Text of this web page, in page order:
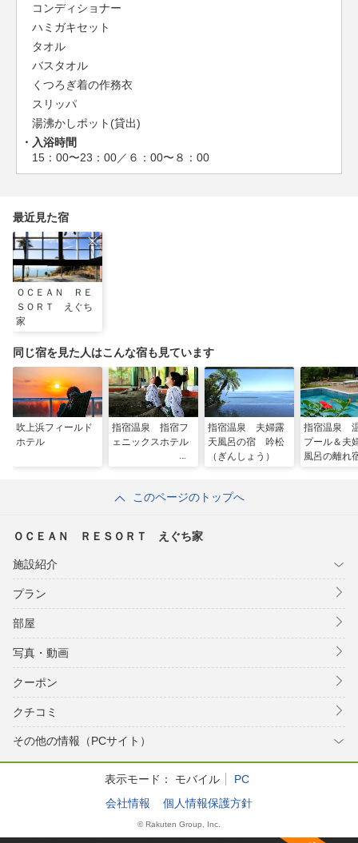
コンディショナー
ハミガキセット
タオル
バスタオル
くつろぎ着の作務衣
スリッパ
湯沸かしポット(貸出)
入浴時間
15：00〜23：00／６：00〜８：00
最近見た宿
ＯＣＥＡＮ ＲＥ
ＳＯＲＴ えぐち
家
同じ宿を見た人はこんな宿も見ています
吹上浜フィールド
ホテル
指宿温泉 指宿フ
ェニックスホテル
指宿温泉 夫婦露
天風呂の宿 吟松
（ぎんしょう）
指宿温泉
プール＆夫
風呂の離
このページのトップへ
ＯＣＥＡＮ ＲＥＳＯＲＴ えぐち家
施設紹介
プラン
部屋
写真・動画
クーポン
クチコミ
その他の情報（PCサイト）
表示モード： モバイル
PC
会社情報
個人情報保護方針
© Rakuten Group, Inc.